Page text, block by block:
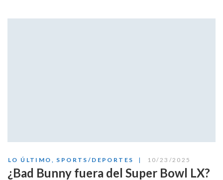
LO ÚLTIMO , SPORTS/DEPORTES 10/23/2025
¿Bad Bunny fuera del Super Bowl LX?